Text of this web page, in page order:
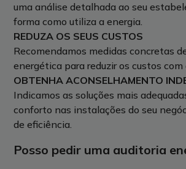
uma análise detalhada ao seu
forma como utiliza a energia.
REDUZA OS SEUS CUSTOS
Recomendamos medidas concretas
energética para reduzir os custos com
OBTENHA ACONSELHAMENTO
Indicamos as soluções mais
conforto nas instalações do seu
de eficiência.
Posso pedir uma auditoria